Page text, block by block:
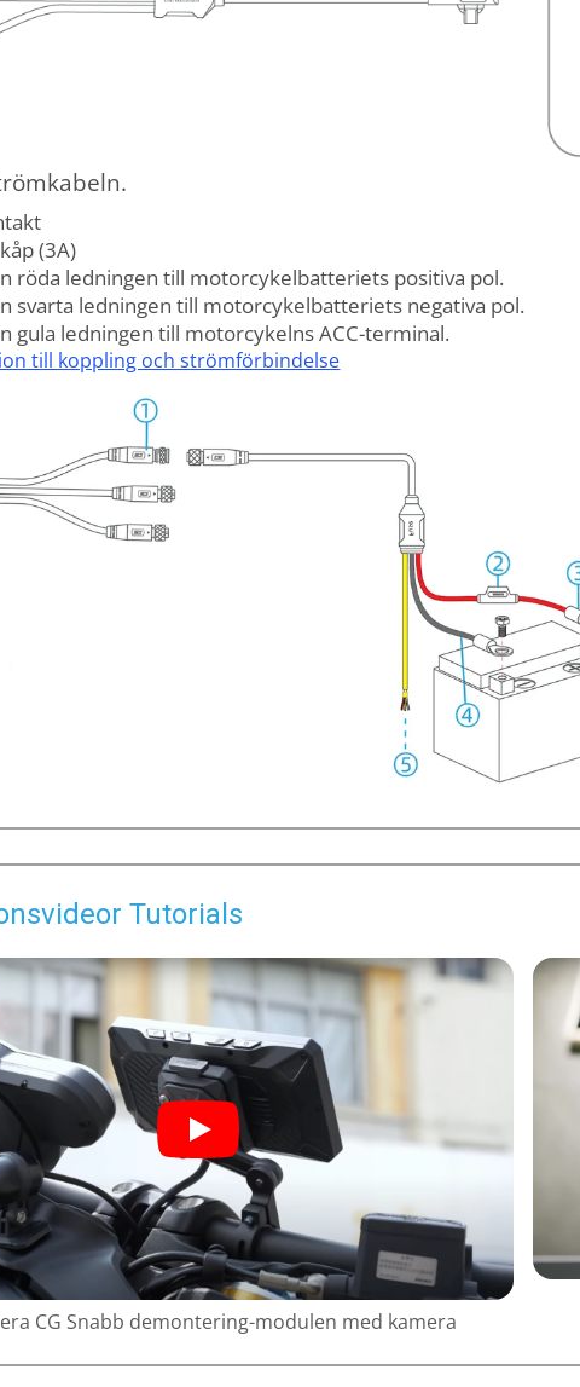
(3A)
röda ledningen till motorcykelbatteriets positiva pol.
svarta ledningen till motorcykelbatteriets negativa pol.
gula ledningen till motorcykelns ACC-terminal.
till koppling och strömförbindelse
Tutorials
CG Snabb demontering-modulen med kamera